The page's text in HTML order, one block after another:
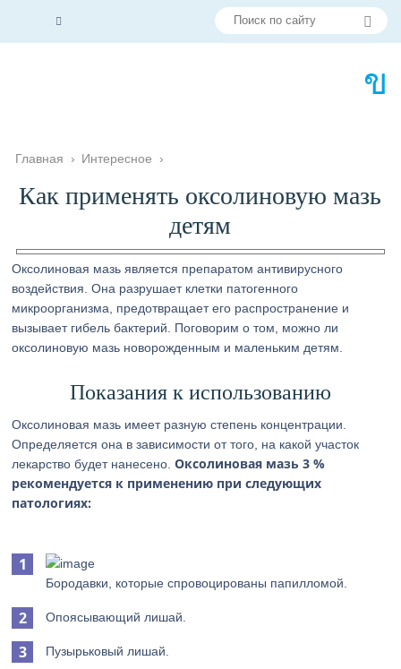
Главная › Интересное ›
Как применять оксолиновую мазь
детям
Оксолиновая мазь является препаратом антивирусного
воздействия. Она разрушает клетки патогенного
микроорганизма, предотвращает его распространение и
вызывает гибель бактерий. Поговорим о том, можно ли
оксолиновую мазь новорожденным и маленьким детям.
Показания к использованию
Оксолиновая мазь имеет разную степень концентрации.
Определяется она в зависимости от того, на какой участок
лекарство будет нанесено.Оксолиновая мазь 3 %
рекомендуется к применению при следующих
патологиях:
Бородавки, которые спровоцированы папилломой.
Опоясывающий лишай.
Пузырьковый лишай.